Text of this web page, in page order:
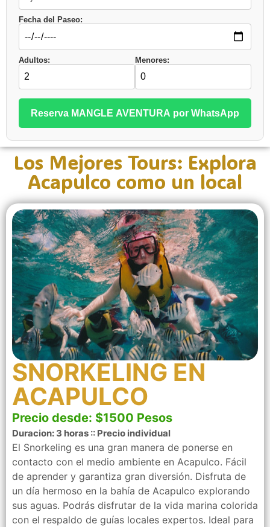
Fecha del Paseo:
Adultos: Menores:
Reserva MANGLE AVENTURA por WhatsApp
Los Mejores Tours: Explora
Acapulco como un local
SNORKELING EN
ACAPULCO
Precio desde: $1500 Pesos
Duracion: 3 horas :: Precio individual
El Snorkeling es una gran manera de ponerse en
contacto con el medio ambiente en Acapulco. Fácil
de aprender y garantiza gran diversión. Disfruta de
un día hermoso en la bahía de Acapulco explorando
sus aguas. Podrás disfrutar de la vida marina colorida
con el respaldo de guías locales expertos. Ideal para